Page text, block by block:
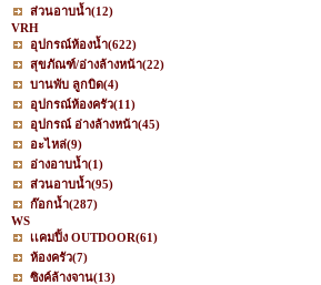
ส่วนอาบน้ำ(12)
VRH
อุปกรณ์ห้องน้ำ(622)
สุขภัณฑ์/อ่างล้างหน้า(22)
บานพับ ลูกบิด(4)
อุปกรณ์ห้องครัว(11)
อุปกรณ์ อ่างล้างหน้า(45)
อะไหล่(9)
อ่างอาบน้ำ(1)
ส่วนอาบน้ำ(95)
ก๊อกน้ำ(287)
WS
เเคมปิ้ง OUTDOOR(61)
ห้องครัว(7)
ซิงค์ล้างจาน(13)